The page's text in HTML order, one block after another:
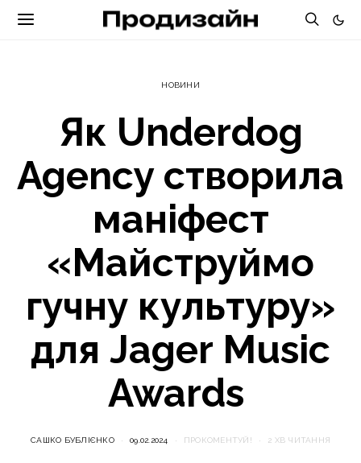
НОВИНИ
Як Underdog
Agency створила
маніфест
«Майструймо
гучну культуру»
для Jager Music
Awards
САШКО БУБЛІЄНКО 09.02.2024 ПРОКОМЕНТУЙ! 2 ХВ ЧИТАННЯ